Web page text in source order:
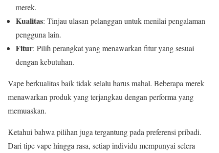
merek.
Kualitas: Tinjau ulasan pelanggan untuk menilai pengalaman
pengguna lain.
Fitur: Pilih perangkat yang menawarkan fitur yang sesuai
dengan kebutuhan.
Vape berkualitas baik tidak selalu harus mahal. Beberapa merek
menawarkan produk yang terjangkau dengan performa yang
memuaskan.
Ketahui bahwa pilihan juga tergantung pada preferensi pribadi.
Dari tipe vape hingga rasa, setiap individu mempunyai selera